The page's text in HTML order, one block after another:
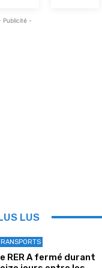
Publicité -
LUS
RER A fermé durant